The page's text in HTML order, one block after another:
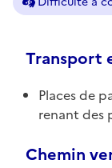
Transport
Places de
renant des
Chemin